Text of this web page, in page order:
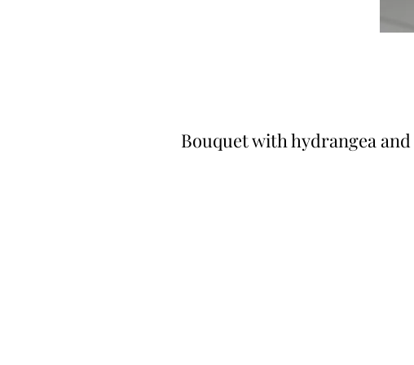
Bouquet with hydrangea